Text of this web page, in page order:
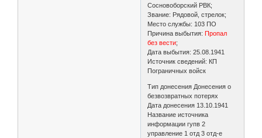
Сосновоборский РВК;
Звание: Рядовой, стрелок;
Место службы: 103 ПО
Причина выбытия:Пропал
без вести;
Дата выбытия: 25.08.1941
Источник сведений: КП
Пограничных войск
Тип донесения Донесения о
безвозвратных потерях
Дата донесения 13.10.1941
Название источника
информации гупв 2
управление 1 отд 3 отд-е